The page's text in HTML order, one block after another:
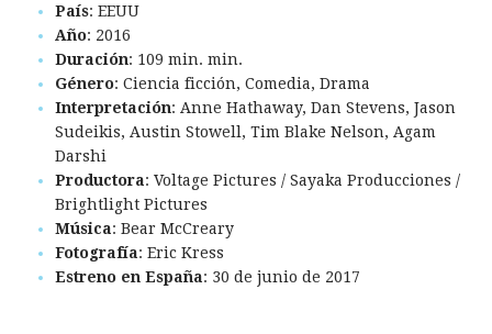
País: EEUU
Año: 2016
Duración: 109 min. min.
Género: Ciencia ficción, Comedia, Drama
Interpretación: Anne Hathaway, Dan Stevens, Jason
Sudeikis, Austin Stowell, Tim Blake Nelson, Agam
Darshi
Productora: Voltage Pictures / Sayaka Producciones /
Brightlight Pictures
Música: Bear McCreary
Fotografía: Eric Kress
Estreno en España: 30 de junio de 2017